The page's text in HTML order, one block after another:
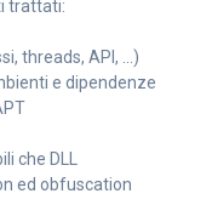
trattati:
threads, API, …)
e dipendenze
che DLL
ed obfuscation